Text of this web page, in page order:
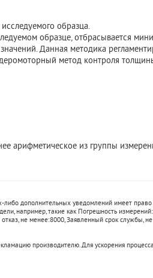
образца.
образце, отбрасывается
Данная методика
метод контроля
арифметическое из группы
дополнительных уведомлений имеет право
например, такие как Погрешность измерений:
не менее:8000,Заявленный срок службы,
производителю. Для ускорения